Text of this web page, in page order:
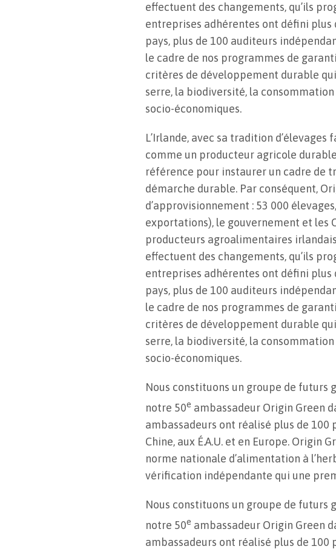
effectuent des changements, qu’ils
entreprises adhérentes ont défini plus
pays, plus de 100 auditeurs
le cadre de nos programmes de
critères de développement durable
serre, la biodiversité, la
socio-économiques.
L’Irlande, avec sa tradition
comme un producteur agricole
référence pour instaurer un cadre de
démarche durable. Par conséquent,
d’approvisionnement : 53 000
exportations), le gouvernement et les
producteurs agroalimentaires
effectuent des changements, qu’ils
entreprises adhérentes ont défini plus
pays, plus de 100 auditeurs
le cadre de nos programmes de
critères de développement durable
serre, la biodiversité, la
socio-économiques.
Nous constituons un groupe de futurs
notre 50e ambassadeur Origin Green
ambassadeurs ont réalisé plus de 100
Chine, aux É.A.U. et en Europe. Origin
norme nationale d’alimentation à
vérification indépendante qui une
Nous constituons un groupe de futurs
notre 50e ambassadeur Origin Green
ambassadeurs ont réalisé plus de 100